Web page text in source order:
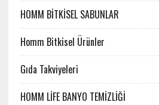
HOMM BİTKİSEL SABUNLAR
Homm Bitkisel Ürünler
Gıda Takviyeleri
HOMM LİFE BANYO TEMİZLİĞİ